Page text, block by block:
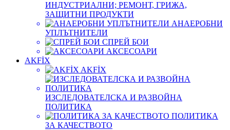
ИНДУСТРИАЛНИ; РЕМОНТ, ГРИЖА,
ЗАЩИТНИ ПРОДУКТИ
АНАЕРОБНИ
УПЛЪТНИТЕЛИ
СПРЕЙ БОИ
АКСЕСОАРИ
AKFİX
AKFİX
ИЗСЛЕДОВАТЕЛСКА И РАЗВОЙНА
ПОЛИТИКА
ПОЛИТИКА
ЗА КАЧЕСТВОТО